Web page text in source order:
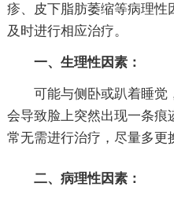
疹、皮下脂肪萎缩等病理性
及时进行相应治疗。
一、生理性因素：
可能与侧卧或趴着睡觉
会导致脸上突然出现一条痕
常无需进行治疗，尽量多更
二、病理性因素：